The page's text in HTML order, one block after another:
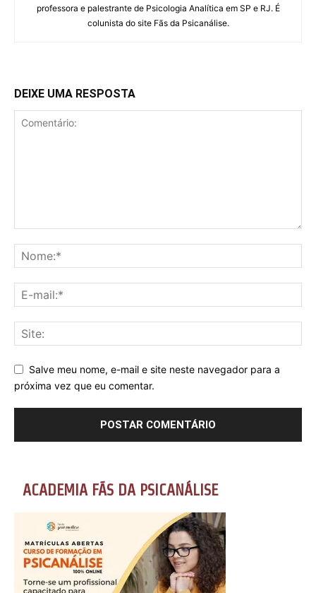
professora e palestrante de Psicologia Analítica em SP e RJ. É
colunista do site Fãs da Psicanálise.
DEIXE UMA RESPOSTA
Salve meu nome, e-mail e site neste navegador para a
próxima vez que eu comentar.
ACADEMIA FÃS DA PSICANÁLISE